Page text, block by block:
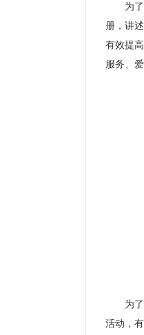
为
册，讲
有效提
服务、
为
活动，